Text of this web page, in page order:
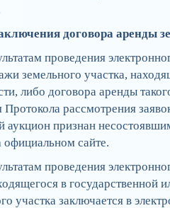
договора аренды
проведения
земельного участка,
либо договора аренды
рассмотрения
аукцион признан
официальном сайте.
проведения
в государственной
участка заключается в